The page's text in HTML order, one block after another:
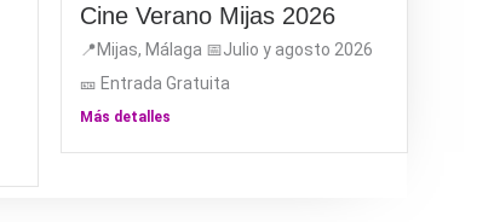
Cine Verano Mijas 2026
📍Mijas, Málaga 📅Julio y agosto 2026
🎫 Entrada Gratuita
Más detalles